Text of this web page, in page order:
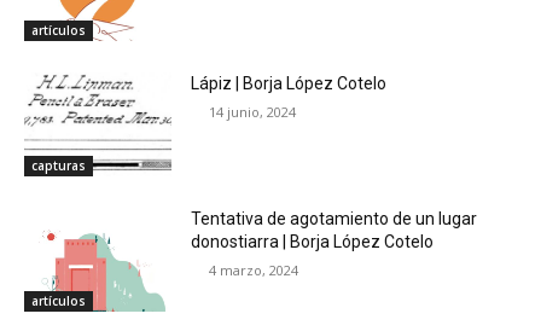
artículos
capturas
Lápiz | Borja López Cotelo
14 junio, 2024
artículos
Tentativa de agotamiento de un lugar
donostiarra | Borja López Cotelo
4 marzo, 2024